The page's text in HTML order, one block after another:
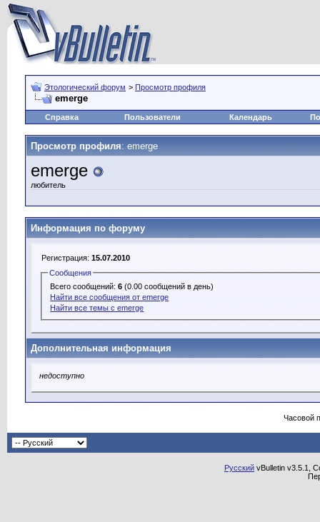
Этологический форум > Просмотр профиля
emerge
Справка Пользователи Календарь
Просмотр профиля: emerge
emerge
любитель
Информация по форуму
Регистрация: 15.07.2010
Сообщения
Всего сообщений:6 (0.00 сообщений в день)
Найти все сообщения от emerge
Найти все темы с emerge
Дополнительная информация
недоступно
Часовой
Русский vBulletin v3.5.1,